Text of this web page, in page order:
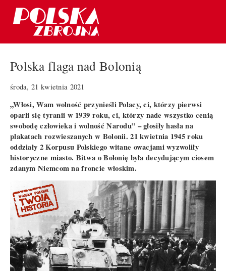
Polska flaga nad Bolonią
środa, 21 kwietnia 2021
„Włosi, Wam wolność przynieśli Polacy, ci, którzy pierwsi
oparli się tyranii w 1939 roku, ci, którzy nade wszystko cenią
swobodę człowieka i wolność Narodu” – głosiły hasła na
plakatach rozwieszanych w Bolonii. 21 kwietnia 1945 roku
oddziały 2 Korpusu Polskiego witane owacjami wyzwoliły
historyczne miasto. Bitwa o Bolonię była decydującym ciosem
zdanym Niemcom na froncie włoskim.